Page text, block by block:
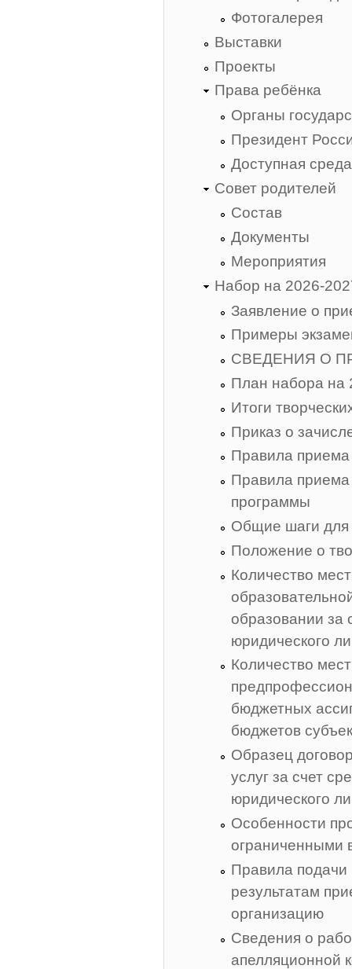
Фотогалерея
Выставки
Проекты
Права ребёнка
Органы
Президент
Доступная среда
Совет родителей
Состав
Документы
Мероприятия
Набор на 2026-
Заявление о
Примеры
СВЕДЕНИЯ О
План набора на
Итоги
Приказ о
Правила приема
Правила
программы
Общие шаги для
Положение о
Количество
образовании за
юридического
Количество
бюджетных
бюджетов
Образец
услуг за счет
юридического
Особенности
ограниченными
Правила подачи
результатам
организацию
Сведения о
апелляционной